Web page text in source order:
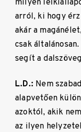
milyen
arról, ki hogy
akár a
csak
segít a
L.D.: Nem
alapvetően
azoktól, akik
az ilyen